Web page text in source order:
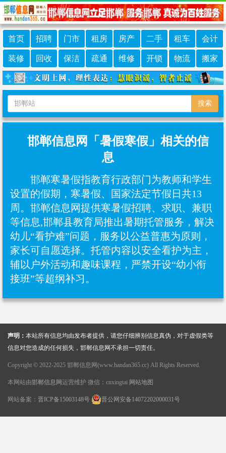
首页 招聘 门市 租房 房产 二手 租车 会计
装修 回收 保洁 疏通 维修 开锁 物流 搬家
搜索
邯郸信息网「暑假寒假」相关的信
息
邯郸寒暑假指教育行政部门为教师和学生
设置的假期，寒暑假、国家法定节假日共13
周。邯郸信息网提供寒暑假招聘、求职、兼职
等信息,邯郸县教育局推出暑期托管服务，解决
幼儿“看护难”问题，服务以公益普惠为原则，
家长可自愿选择‌。托管内容以安全看护为主，
辅以户外活动和趣味课程，严禁开设“幼小衔
接班”等超纲补习‌。
声明： 本站所有信息均由发布者提供，请您仔细辨别信息真伪，对于虚假类等
信息对您造成的任何损失，邯郸信息网不承担一切责任。
Copyright © 2022-2025 邯郸信息网(www.handan365.cc) All Rights Reserved.
本网站由邯郸信息网运营维护 微信：cnxingtai 网站地图
网站备案： 晋ICP备15003148号 晋公网安备14072202000031号